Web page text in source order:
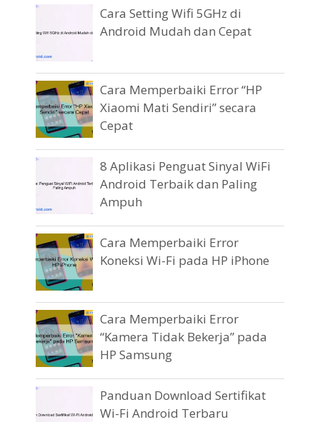
Cara Setting Wifi 5GHz di
Android Mudah dan Cepat
Cara Memperbaiki Error “HP
Xiaomi Mati Sendiri” secara
Cepat
8 Aplikasi Penguat Sinyal WiFi
Android Terbaik dan Paling
Ampuh
Cara Memperbaiki Error
Koneksi Wi-Fi pada HP iPhone
Cara Memperbaiki Error
“Kamera Tidak Bekerja” pada
HP Samsung
Panduan Download Sertifikat
Wi-Fi Android Terbaru